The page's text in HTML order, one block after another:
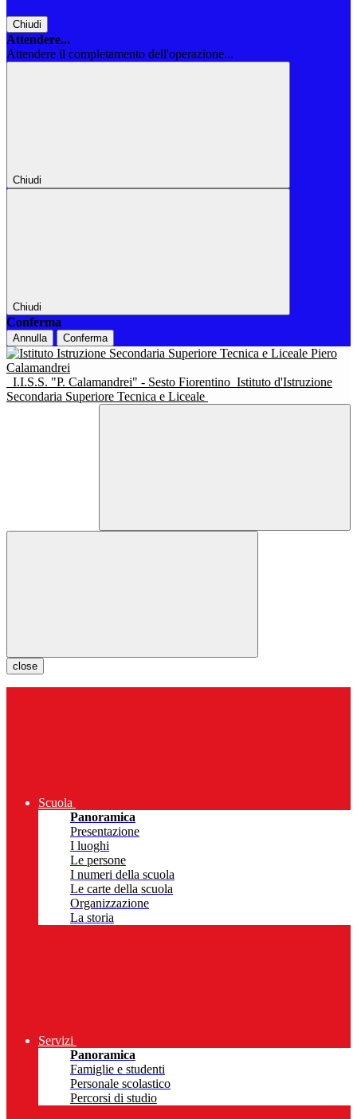
Chiudi
Attendere...
Attendere il completamento dell'operazione...
Chiudi
Chiudi
Conferma
Annulla Conferma
I.I.S.S. "P. Calamandrei" - Sesto Fiorentino Istituto d'Istruzione
Secondaria Superiore Tecnica e Liceale
close
Scuola
Panoramica
Presentazione
I luoghi
Le persone
I numeri della scuola
Le carte della scuola
Organizzazione
La storia
Servizi
Panoramica
Famiglie e studenti
Personale scolastico
Percorsi di studio